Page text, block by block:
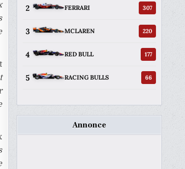
2 FERRARI 307
3 MCLAREN 220
4 RED BULL 177
5 RACING BULLS 66
Annonce